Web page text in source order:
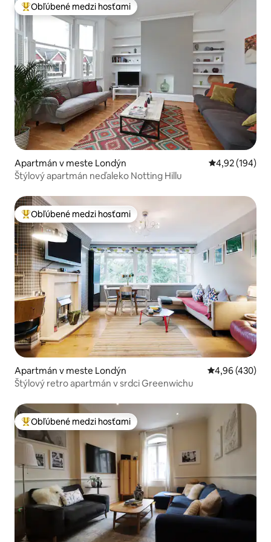
Najobľúbenejšie medzi hosťami
Obľúbené medzi hosťami
Apartmán v meste Londýn Priemerné
4,92 (194)
Štýlový apartmán neďaleko Notting Hillu
Najobľúbenejšie medzi hosťami
Obľúbené medzi hosťami
Apartmán v meste Londýn Priemerné
4,96 (430)
Štýlový retro apartmán v srdci Greenwichu
Najobľúbenejšie medzi hosťami
Obľúbené medzi hosťami